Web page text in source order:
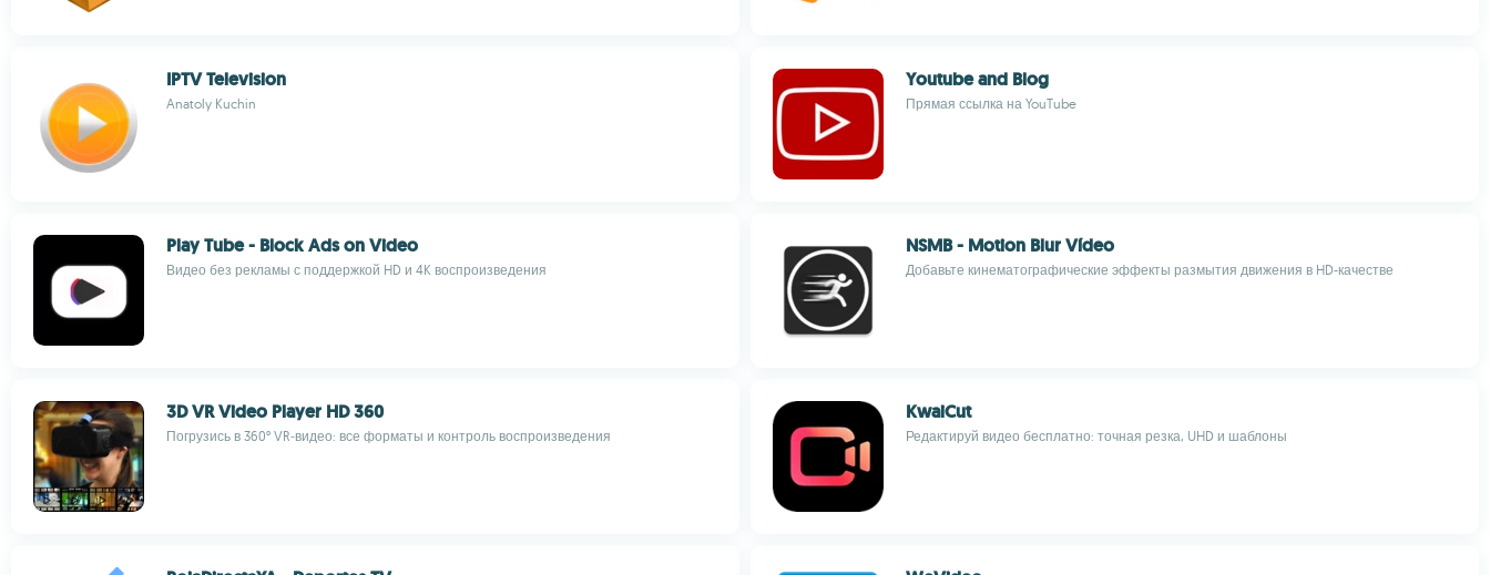
IPTV Television
Anatoly Kuchin
Youtube and Blog
Прямая ссылка на YouTube
Play Tube - Block Ads on Video
Видео без рекламы с поддержкой HD и 4K воспроизведения
NSMB - Motion Blur Vídeo
Добавьте кинематографические эффекты размытия движения в HD-качестве
3D VR Video Player HD 360
Погрузись в 360° VR‑видео: все форматы и контроль воспроизведения
KwaiCut
Редактируй видео бесплатно: точная резка, UHD и шаблоны